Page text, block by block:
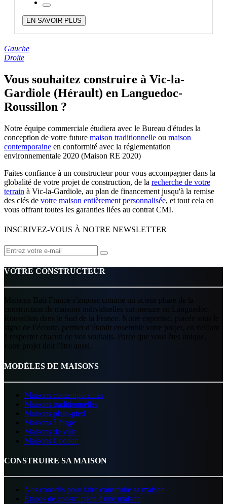
EN SAVOIR PLUS
Gauche
Droite
Vous souhaitez construire à Vic-la-
Gardiole (Hérault) en Languedoc-
Roussillon ?
Notre équipe commerciale étudiera avec le Bureau d'études la
conception de votre future maison traditionnelle ou maison
contemporaine en conformité avec la réglementation
environnementale 2020 (Maison RE 2020)
Faites confiance à un constructeur pour vous accompagner dans la
globalité de votre projet de construction, de la recherche de votre
terrain à Vic-la-Gardiole, au plan de financement jusqu'à la remise
des clés de votre maison entièrement personnalisée, et tout cela en
vous offrant toutes les garanties liées au contrat CMI.
INSCRIVEZ-VOUS À NOTRE NEWSLETTER
VOTRE CONSTRUCTEUR
Maisons Bati-France s'impose comme un acteur phare de la
construction de maisons individuelles sur-mesure en Languedoc-
Roussillon dans le Sud de la France. Notre expertise, placée sous le
signe de l’écoute, permet d’établir ensemble votre projet, en veillant
à respecter chacun de vos souhaits. Parce que vous êtes unique,
votre projet doit l'être aussi.
MODÈLES DE MAISONS
Maisons contemporaines
Maisons traditionnelles
Maisons plain-pied
Maisons à étage
Maisons de ville
Maisons Cocoon
CONSTRUIRE SA MAISON
Nos conseils pour faire construire sa maison
Étapes de construction d'une maison